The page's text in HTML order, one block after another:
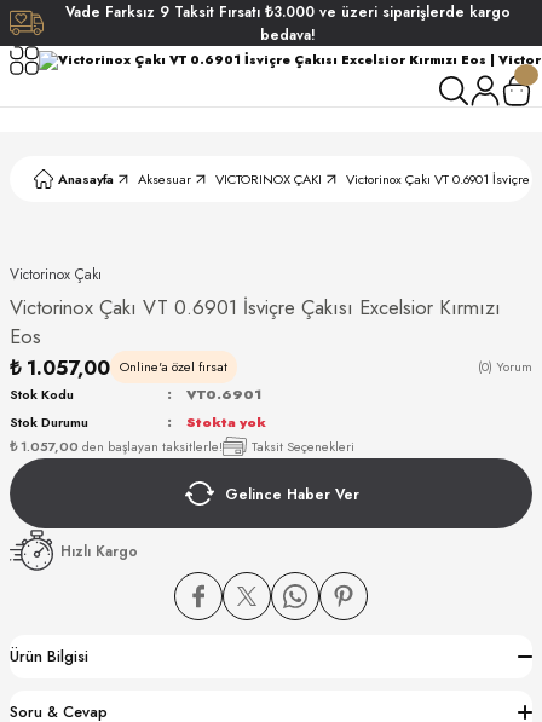
Vade Farksız 9 Taksit Fırsatı ₺3.000 ve üzeri siparişlerde kargo
bedava!
Anasayfa Aksesuar VICTORINOX ÇAKI Victorinox Çakı VT 0.6901 İsviçre
Victorinox Çakı
Victorinox Çakı VT 0.6901 İsviçre Çakısı Excelsior Kırmızı
Eos
₺ 1.057,00 Online'a özel fırsat (0) Yorum
₺ 1.057,00 den başlayan taksitlerle! Taksit Seçenekleri
Stok Kodu
VT0.6901
Stok Durumu
Stokta yok
Gelince Haber Ver
Hızlı Kargo
Ürün Bilgisi
Soru & Cevap